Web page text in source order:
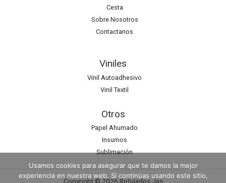
Cesta
Sobre Nosotros
Contactanos
Viniles
Vinil Autoadhesivo
Vinil Textil
Otros
Papel Ahumado
Insumos
Sublimación
Copyright © 2026 Rotulados Jas
Usamos cookies para asegurar que te damos la mejor
experiencia en nuestra web. Si continúas usando este sitio,